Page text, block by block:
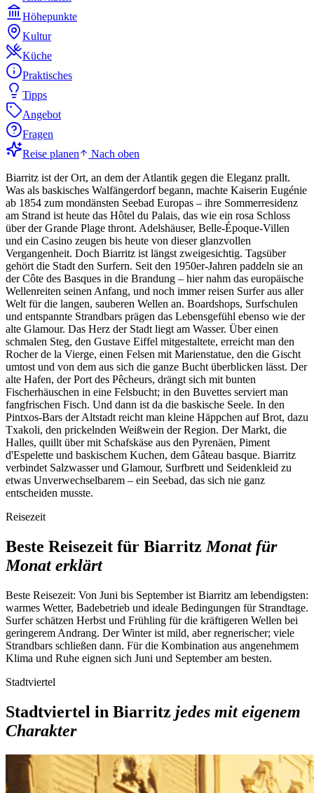
Höhepunkte
Kultur
Küche
Praktisches
Tipps
Angebot
Fragen
Reise planen
Nach oben
Biarritz ist der Ort, an dem der Atlantik gegen die Eleganz prallt.
Was als baskisches Walfängerdorf begann, machte Kaiserin Eugénie
ab 1854 zum mondänsten Seebad Europas – ihre Sommerresidenz
am Strand ist heute das Hôtel du Palais, das wie ein rosa Schloss
über der Grande Plage thront. Adelshäuser, Belle-Époque-Villen
und ein Casino zeugen bis heute von dieser glanzvollen
Vergangenheit. Doch Biarritz ist längst zweigesichtig. Tagsüber
gehört die Stadt den Surfern. Seit den 1950er-Jahren paddeln sie an
der Côte des Basques in die Brandung – hier nahm das europäische
Wellenreiten seinen Anfang, und noch immer reisen Surfer aus aller
Welt für die langen, sauberen Wellen an. Boardshops, Surfschulen
und entspannte Strandbars prägen das Lebensgefühl ebenso wie der
alte Glamour. Das Herz der Stadt liegt am Wasser. Über einen
schmalen Steg, den Gustave Eiffel mitgestaltete, erreicht man den
Rocher de la Vierge, einen Felsen mit Marienstatue, den die Gischt
umtost und von dem aus sich die ganze Bucht überblicken lässt. Der
alte Hafen, der Port des Pêcheurs, drängt sich mit bunten
Fischerhäuschen in eine Felsbucht; in den Buvettes serviert man
fangfrischen Fisch. Und dann ist da die baskische Seele. In den
Pintxos-Bars der Altstadt reicht man kleine Häppchen auf Brot, dazu
Txakoli, den prickelnden Weißwein der Region. Der Markt, die
Halles, quillt über mit Schafskäse aus den Pyrenäen, Piment
d'Espelette und baskischem Kuchen, dem Gâteau basque. Biarritz
verbindet Salzwasser und Glamour, Surfbrett und Seidenkleid zu
etwas Unverwechselbarem – ein Seebad, das sich nie ganz
entscheiden musste.
Reisezeit
Beste Reisezeit für Biarritz Monat für
Monat erklärt
Beste Reisezeit: Von Juni bis September ist Biarritz am lebendigsten:
warmes Wetter, Badebetrieb und ideale Bedingungen für Strandtage.
Surfer schätzen Herbst und Frühling für die kräftigeren Wellen bei
geringerem Andrang. Der Winter ist mild, aber regnerischer; viele
Strandbars schließen dann. Für die Kombination aus angenehmem
Klima und Ruhe eignen sich Juni und September am besten.
Stadtviertel
Stadtviertel in Biarritz jedes mit eigenem
Charakter